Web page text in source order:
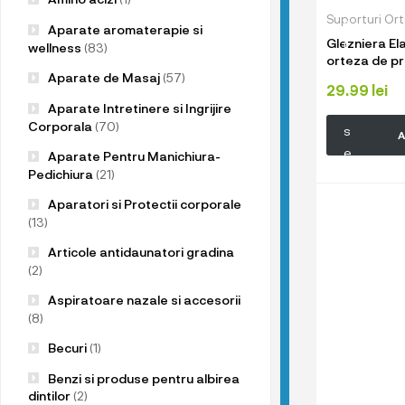
Suporturi
Glezniera
orteza de
tip bandaj, 1
29.99 lei
Aparate aromaterapie si
wellness (83)
Aparate de Masaj(57)
Aparate Intretinere si Ingrijire
Corporala (70)
Aparate Pentru Manichiura-
Pedichiura (21)
Aparatori si Protectii corporale
(13)
Articole antidaunatori gradina
(2)
Aspiratoare nazale si accesorii
(8)
Becuri(1)
Benzi si produse pentru albirea
dintilor(2)
p
r
o
d
s
e